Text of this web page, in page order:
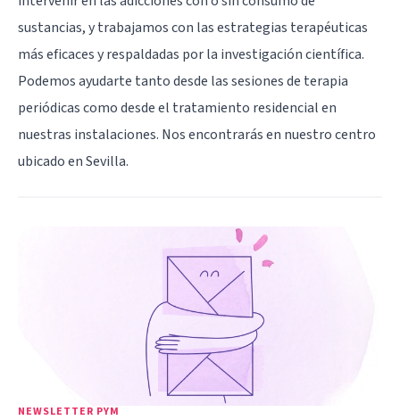
sustancias, y trabajamos con las estrategias terapéuticas
más eficaces y respaldadas por la investigación científica.
Podemos ayudarte tanto desde las sesiones de terapia
periódicas como desde el tratamiento residencial en
nuestras instalaciones. Nos encontrarás en nuestro centro
ubicado en Sevilla.
NEWSLETTER PYM